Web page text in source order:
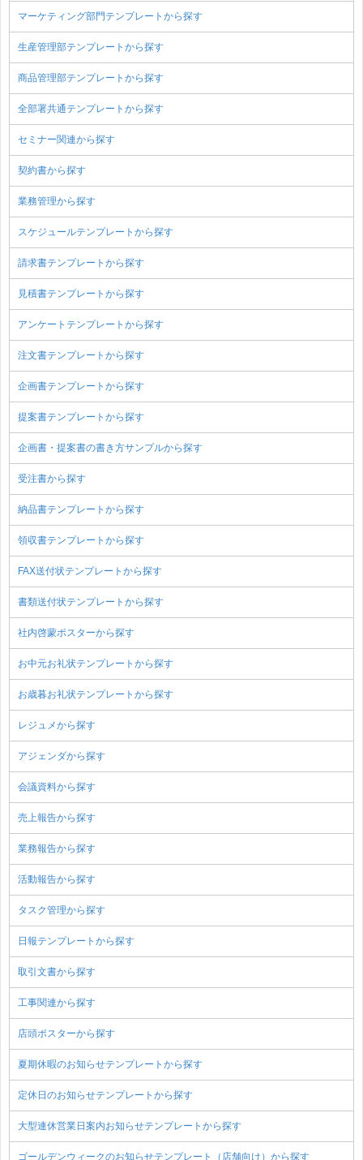
マーケティング部門テンプレートから探す
生産管理部テンプレートから探す
商品管理部テンプレートから探す
全部署共通テンプレートから探す
セミナー関連から探す
契約書から探す
業務管理から探す
スケジュールテンプレートから探す
請求書テンプレートから探す
見積書テンプレートから探す
アンケートテンプレートから探す
注文書テンプレートから探す
企画書テンプレートから探す
提案書テンプレートから探す
企画書・提案書の書き方サンプルから探す
受注書から探す
納品書テンプレートから探す
領収書テンプレートから探す
FAX送付状テンプレートから探す
書類送付状テンプレートから探す
社内啓蒙ポスターから探す
お中元お礼状テンプレートから探す
お歳暮お礼状テンプレートから探す
レジュメから探す
アジェンダから探す
会議資料から探す
売上報告から探す
業務報告から探す
活動報告から探す
タスク管理から探す
日報テンプレートから探す
取引文書から探す
工事関連から探す
店頭ポスターから探す
夏期休暇のお知らせテンプレートから探す
定休日のお知らせテンプレートから探す
大型連休営業日案内お知らせテンプレートから探す
ゴールデンウィークのお知らせテンプレート（店舗向け）から探す